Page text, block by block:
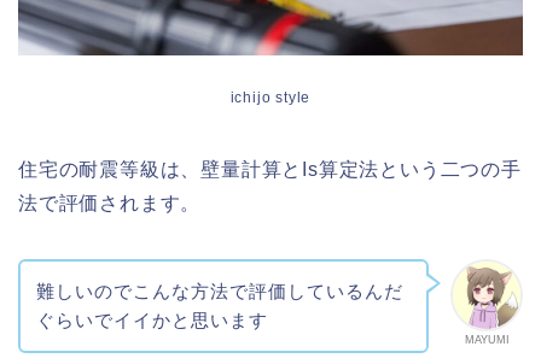
ichijo style
住宅の耐震等級は、壁量計算とIs算定法という二つの手
法で評価されます。
MAYUMI
難しいのでこんな方法で評価しているんだ
ぐらいでイイかと思います